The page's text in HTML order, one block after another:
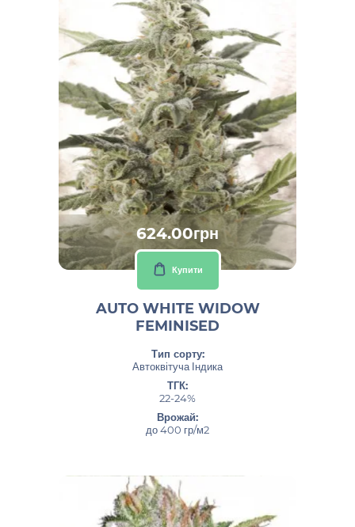
624.00грн
Купити
AUTO WHITE WIDOW
FEMINISED
Тип сорту:
Автоквітуча Індика
ТГК:
22-24%
Врожай:
до 400 гр/м2